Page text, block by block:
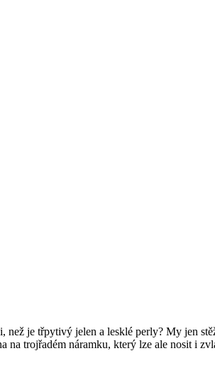
než je třpytivý jelen a lesklé perly? My jen
na trojřadém náramku, který lze ale nosit i